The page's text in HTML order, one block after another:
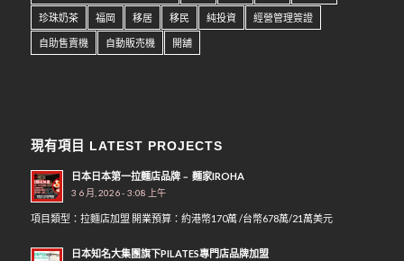
珍珠奶茶 福岡 移居 移民 純投資 經營管理簽證
自助售賣機 自動販売機 開舖
現有項目 LATEST PROJECTS
日本日本第一拉麵店品牌﹣ 麵家IROHA
3 6 月, 2026 - 3:08 上午
項目類型：拉麵店加盟 開業預算：約港幣170萬 /台幣678萬/21萬美元
日本知名大集團旗下PILATES專門店品牌加盟